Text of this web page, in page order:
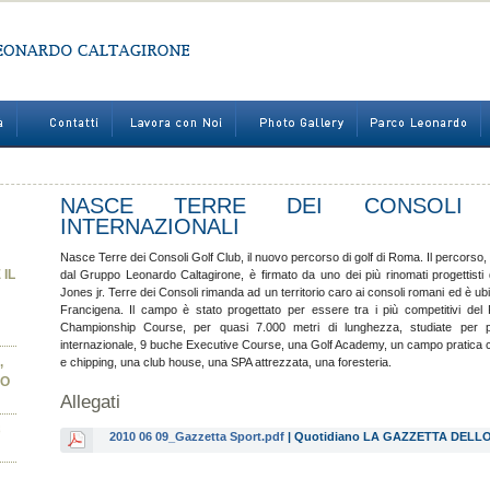
IL
NASCE TERRE DEI
INTERNAZIONALI
Nasce Terre dei Consoli Golf Club, il nuovo percorso di golf di Roma. Il
dal Gruppo Leonardo Caltagirone, è firmato da uno dei più rinomati
Jones jr. Terre dei Consoli rimanda ad un territorio caro ai consoli romani ed è
Francigena. Il campo è stato progettato per essere tra i più competitivi del
Championship Course, per quasi 7.000 metri di lunghezza, studiate per
internazionale, 9 buche Executive Course, una Golf Academy, un campo pratica
e chipping, una club house, una SPA attrezzata, una foresteria.
Allegati
2010 06 09_Gazzetta Sport.pdf| Quotidiano LA GAZZETTA